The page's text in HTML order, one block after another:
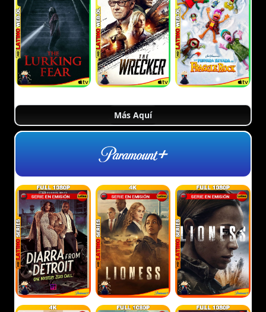
Más Aquí